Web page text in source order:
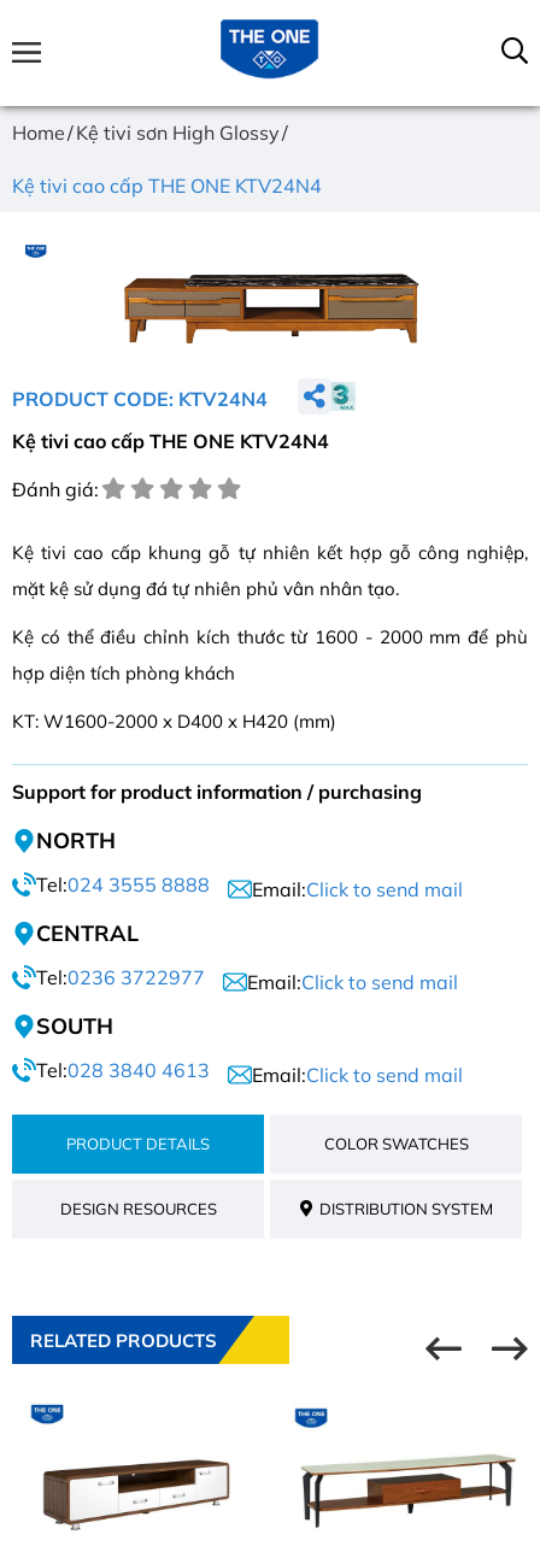
Home Kệ tivi sơn High Glossy
Kệ tivi cao cấp THE ONE KTV24N4
PRODUCT CODE: KTV24N4
Kệ tivi cao cấp THE ONE KTV24N4
Đánh giá:
Kệ tivi cao cấp khung gỗ tự nhiên kết hợp gỗ công nghiệp,
mặt kệ sử dụng đá tự nhiên phủ vân nhân tạo.
Kệ có thể điều chỉnh kích thước từ 1600 - 2000 mm để phù
hợp diện tích phòng khách
KT: W1600-2000 x D400 x H420 (mm)
Support for product information / purchasing
NORTH
Tel:024 3555 8888 Email:Click to send mail
CENTRAL
Tel:0236 3722977 Email:Click to send mail
SOUTH
Tel:028 3840 4613 Email:Click to send mail
PRODUCT DETAILS COLOR SWATCHES
DESIGN RESOURCES DISTRIBUTION SYSTEM
RELATED PRODUCTS